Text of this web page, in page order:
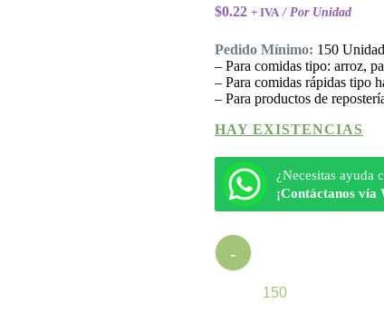
$0.22 + IVA/ Por Unidad
Pedido Mínimo: 150
– Para comidas tipo: arroz,
– Para comidas rápidas tipo
– Para productos de
HAY EXISTENCIAS
¿Necesitas ayuda
¡Contáctanos vía
Quantity
-